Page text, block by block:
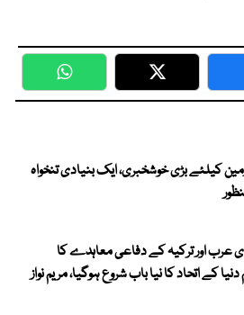
WhatsApp Twitter
کیلئے بڑی خوشخبری، ایک بنیادی تنخواہ
عرب اور ترکیہ کے دفاعی معاہدے کا
کے اتحاد کا نیا باب شروع ہوگیا، مریم نواز